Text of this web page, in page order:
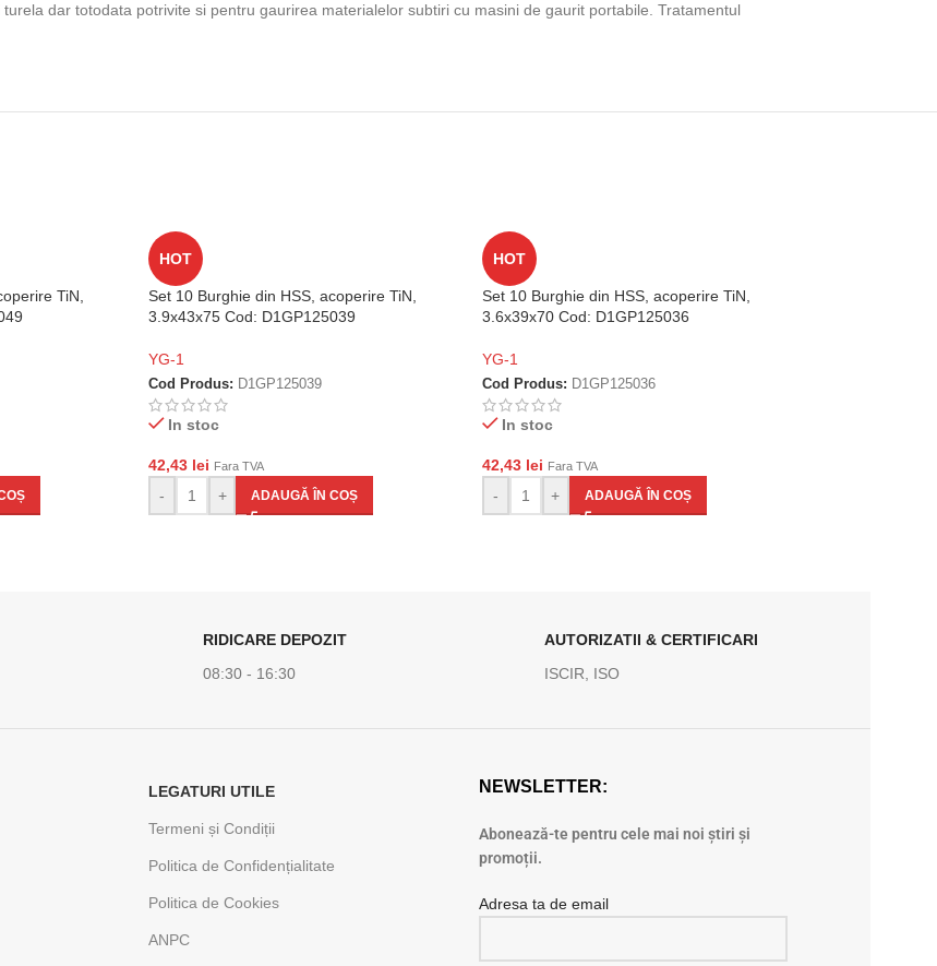
dar totodata potrivite si pentru gaurirea materialelor subtiri cu masini de gaurit portabile. Tratamentul
TiN,
HOT
Set 10 Burghie din HSS, acoperire TiN,
3.9x43x75 Cod: D1GP125039
YG-1
Cod Produs: D1GP125039
In stoc
42,43 lei Fara TVA
- + ADAUGĂ ÎN COȘ
HOT
Set 10 Burghie din HSS, acoperire TiN,
3.6x39x70 Cod: D1GP125036
YG-1
Cod Produs: D1GP125036
In stoc
42,43 lei Fara TVA
- + ADAUGĂ ÎN COȘ
RIDICARE DEPOZIT
08:30 - 16:30
AUTORIZATII & CERTIFICARI
ISCIR, ISO
LEGATURI UTILE
Termeni și Condiții
Politica de Confidențialitate
Politica de Cookies
ANPC
NEWSLETTER:
Abonează-te pentru cele mai noi știri și
promoții.
Adresa ta de email